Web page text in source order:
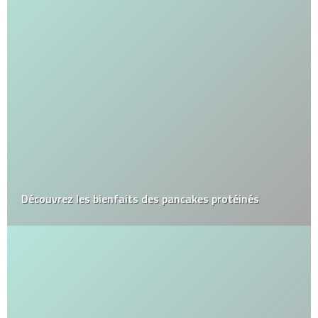
Découvrez les bienfaits des pancakes protéinés